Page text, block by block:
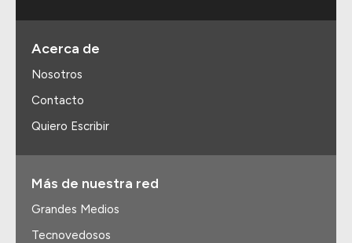
Acerca de
Nosotros
Contacto
Quiero Escribir
Más de nuestra red
Grandes Medios
Tecnovedosos